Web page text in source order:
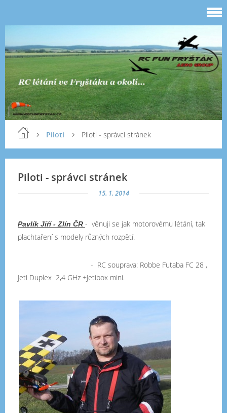
Piloti Piloti - správci stránek
Piloti - správci stránek
15. 1. 2014
Pavlík Jiří - Zlín ČR - věnuji se jak motorovému létání, tak
plachtaření s modely různých rozpětí.
- RC souprava: Robbe Futaba FC 28 ,
Jeti Duplex 2,4 GHz +Jetibox mini.